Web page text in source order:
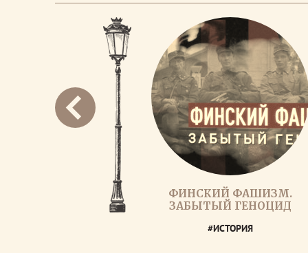
ФИНСКИЙ ФАШИЗМ.
ЗАБЫТЫЙ ГЕНОЦИД
#ИСТОРИЯ